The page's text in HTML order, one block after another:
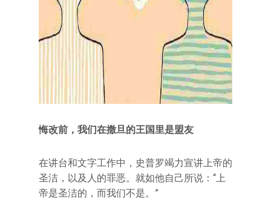
悔改前，我们在撒旦的王国里是盟友
在讲台和文字工作中，史普罗竭力宣讲上帝的
圣洁，以及人的罪恶。就如他自己所说：“上
帝是圣洁的，而我们不是。”